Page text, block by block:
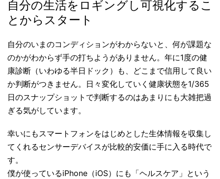
自分の生活をロギングし可視化するこ
とからスタート
自分のいまのコンディションがわからないと、何が課題な
のかがわからず手の打ちようがありません。年に1度の健
康診断（いわゆる半日ドック）も、どこまで信用して良い
か判断がつきません。日々変化していく健康状態を1/365
日のスナップショットで判断するのはあまりにも大雑把過
ぎる気がしています。
幸いにもスマートフォンをはじめとした生体情報を収集し
てくれるセンサーデバイスが比較的安価に手に入る時代で
す。
僕が使っているiPhone（iOS）にも「ヘルスケア」という